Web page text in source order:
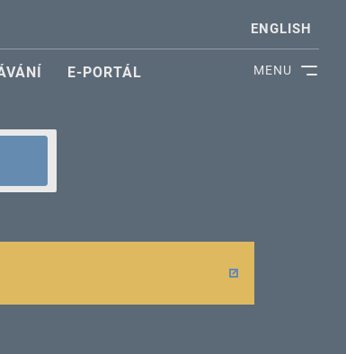
MENU
ENGLISH
E-PORTÁL